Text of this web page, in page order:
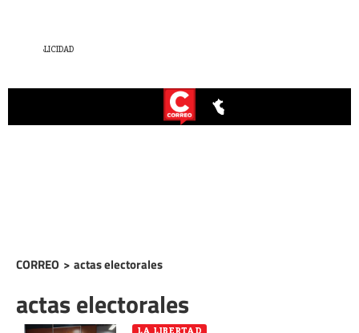
CORREO > actas electorales
actas electorales
LA LIBERTAD